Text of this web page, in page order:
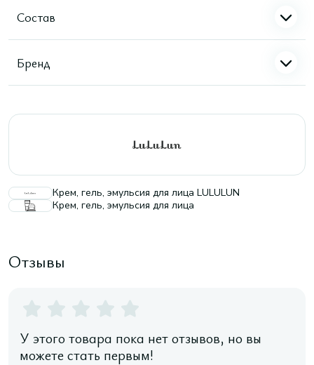
Состав
Бренд
Крем, гель, эмульсия для лица LULULUN
Крем, гель, эмульсия для лица
Отзывы
У этого товара пока нет отзывов, но вы
можете стать первым!